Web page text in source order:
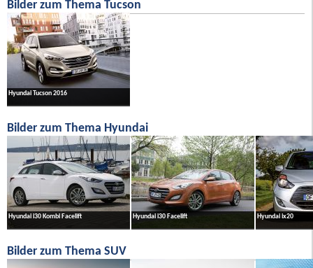
Bilder zum Thema Tucson
Hyundai Tucson 2016
Bilder zum Thema Hyundai
Hyundai i30 Kombi Facelift Hyundai i30 Facelift Hyundai ix20
Bilder zum Thema SUV